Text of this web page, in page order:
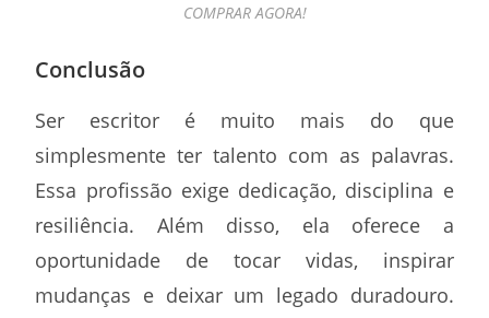
COMPRAR AGORA!
Conclusão
Ser escritor é muito mais do que
simplesmente ter talento com as palavras.
Essa profissão exige dedicação, disciplina e
resiliência. Além disso, ela oferece a
oportunidade de tocar vidas, inspirar
mudanças e deixar um legado duradouro.